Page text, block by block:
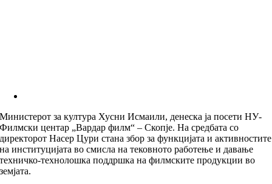
Министерот за култура Хусни Исмаили, денеска ја посети НУ-
Филмски центар „Вардар филм“ – Скопје. На средбата со
директорот Насер Цури стана збор за функцијата и активностите
на институцијата во смисла на тековното работење и давање
техничко-технолошка поддршка на филмските продукции во
земјата.